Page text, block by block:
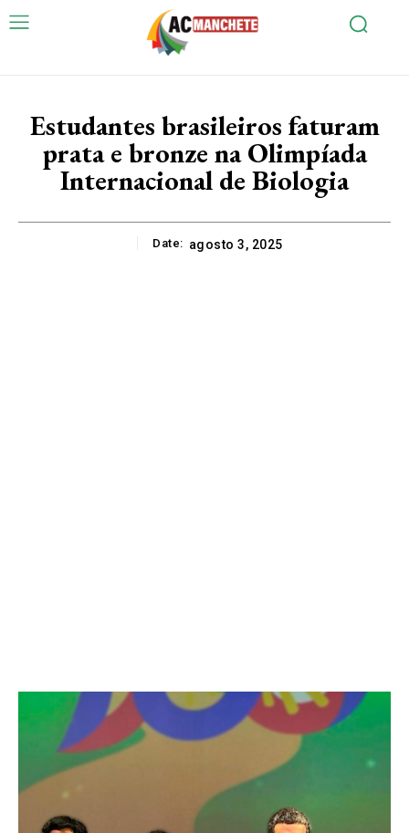
Estudantes brasileiros faturam
prata e bronze na Olimpíada
Internacional de Biologia
Date: agosto 3, 2025